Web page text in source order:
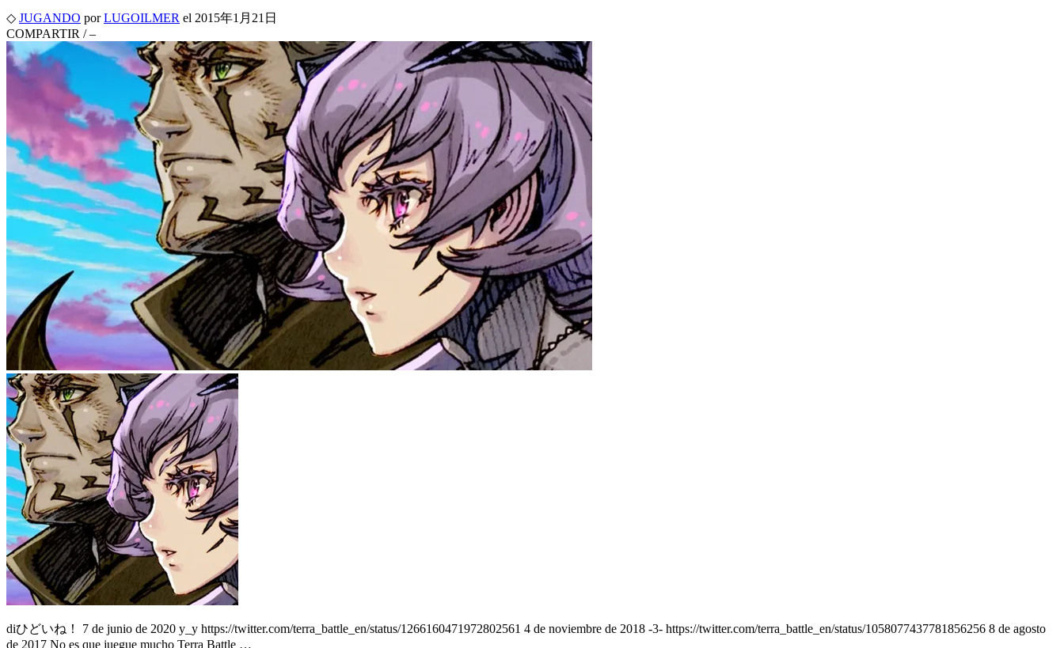
◇ JUGANDO por LUGOILMER el 2015年1月21日
COMPARTIR / –
diひどいね！ 7 de junio de 2020 y_y https://twitter.com/terra_battle_en/status/1266160471972802561 4 de noviembre de 2018 -3- https://twitter.com/terra_battle_en/status/1058077437781856256 8 de agosto
de 2017 No es que juegue mucho Terra Battle …